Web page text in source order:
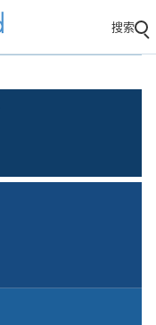
搜索